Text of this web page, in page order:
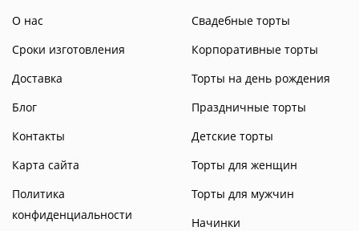
О нас
Сроки изготовления
Доставка
Блог
Контакты
Карта сайта
Политика
конфиденциальности
Свадебные торты
Корпоративные торты
Торты на день рождения
Праздничные торты
Детские торты
Торты для женщин
Торты для мужчин
Начинки